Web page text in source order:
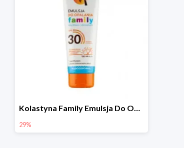
Kolastyna Family Emulsja Do Opalania
29%